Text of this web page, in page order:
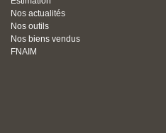
Nos actualités
Nos outils
Nos biens vendus
FNAIM